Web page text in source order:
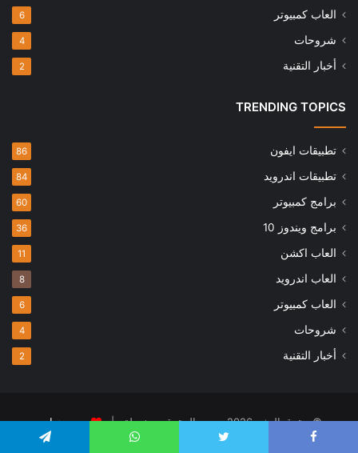
العاب كمبيوتر 6
شروحات 4
أخبار التقنية 2
TRENDING TOPICS
تطبيقات ايفون 86
تطبيقات اندرويد 84
برامج كمبيوتر 60
برامج ويندوز 10 36
العاب اكشن 11
العاب اندرويد 8
العاب كمبيوتر 6
شروحات 4
أخبار التقنية 2
© حقوق النشر 2026، جميع الحقوق محفوظة |
متجر هواوي